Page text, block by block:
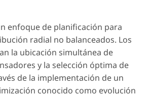
enfoque de planificación para
radial no balanceados. Los
la ubicación simultánea de
y la selección óptima de
de la implementación de un
conocido como evolución